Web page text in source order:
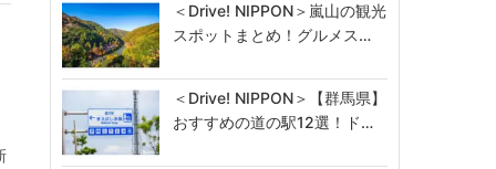
＜Drive! NIPPON＞嵐山の観光
スポットまとめ！グルメス…
＜Drive! NIPPON＞【群馬県】
おすすめの道の駅12選！ド…